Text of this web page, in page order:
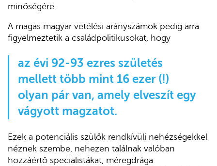
minőségére.
A magas magyar vetélési arányszámok pedig arra
figyelmeztetik a családpolitikusokat, hogy
az évi 92-93 ezres születés
mellett több mint 16 ezer (!)
olyan pár van, amely elveszít egy
vágyott magzatot.
Ezek a potenciális szülők rendkívüli nehézségekkel
néznek szembe, nehezen találnak valóban
hozzáértő specialistákat, méregdrága